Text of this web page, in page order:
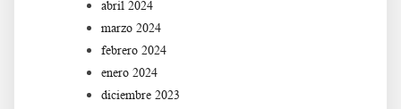
abril 2024
marzo 2024
febrero 2024
enero 2024
diciembre 2023